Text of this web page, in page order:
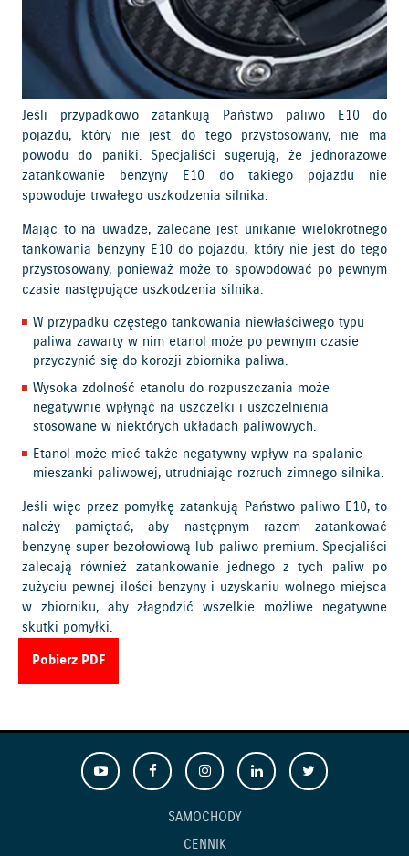
Jeśli przypadkowo zatankują Państwo paliwo E10 do
pojazdu, który nie jest do tego przystosowany, nie ma
powodu do paniki. Specjaliści sugerują, że jednorazowe
zatankowanie benzyny E10 do takiego pojazdu nie
spowoduje trwałego uszkodzenia silnika.
Mając to na uwadze, zalecane jest unikanie wielokrotnego
tankowania benzyny E10 do pojazdu, który nie jest do tego
przystosowany, ponieważ może to spowodować po pewnym
czasie następujące uszkodzenia silnika:
W przypadku częstego tankowania niewłaściwego typu
paliwa zawarty w nim etanol może po pewnym czasie
przyczynić się do korozji zbiornika paliwa.
Wysoka zdolność etanolu do rozpuszczania może
negatywnie wpłynąć na uszczelki i uszczelnienia
stosowane w niektórych układach paliwowych.
Etanol może mieć także negatywny wpływ na spalanie
mieszanki paliwowej, utrudniając rozruch zimnego silnika.
Jeśli więc przez pomyłkę zatankują Państwo paliwo E10, to
należy pamiętać, aby następnym razem zatankować
benzynę super bezołowiową lub paliwo premium. Specjaliści
zalecają również zatankowanie jednego z tych paliw po
zużyciu pewnej ilości benzyny i uzyskaniu wolnego miejsca
w zbiorniku, aby złagodzić wszelkie możliwe negatywne
skutki pomyłki.
Pobierz PDF
SAMOCHODY
CENNIK